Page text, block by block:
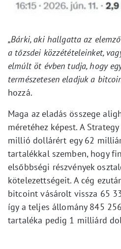
„Bárki, aki hallgatta az
a tőzsdei közzétételeinket,
elmúlt öt évben tudja, hogy
természetesen eladjuk a
hozzá.
Maga az eladás összege
méretéhez képest. A
millió dollárért egy 62
tartalékkal szemben, hogy
elsőbbségi részvények
kötelezettségeit. A cég
bitcoint vásárolt vissza 65
így a teljes állomány 845
tartaléka pedig 1 milliárd